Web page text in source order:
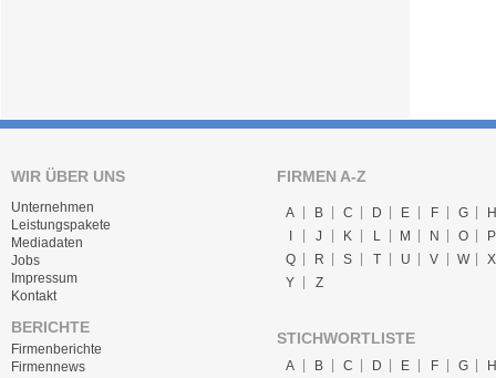
WIR ÜBER UNS
Unternehmen
Leistungspakete
Mediadaten
Jobs
Impressum
Kontakt
BERICHTE
Firmenberichte
Firmennews
FIRMEN A-Z
A B C D E F G
H
I
J K L M N O
P
Q
R S T U V W
X
Y
Z
STICHWORTLISTE
A B C D E F G
H